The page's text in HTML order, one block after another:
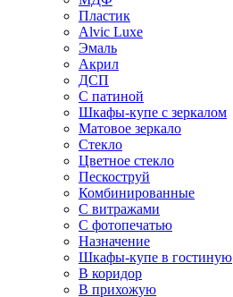
Пластик
Alvic Luxe
Эмаль
Акрил
ДСП
С патиной
Шкафы-купе с зеркалом
Матовое зеркало
Стекло
Цветное стекло
Пескоструй
Комбинированные
С витражами
С фотопечатью
Назначение
Шкафы-купе в гостиную
В коридор
В прихожую